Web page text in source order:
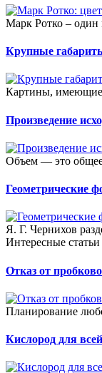
Марк Ротко – один
Крупные
Картины, имеющие
Произведение
Объем — это общее
Геометрические
Я. Г. Чернихов
Интересные статьи
Отказ от
Планирование
Кислород для